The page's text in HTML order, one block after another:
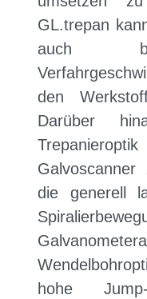
GL.trepan
auch
den
Darüber
die generell
hohe